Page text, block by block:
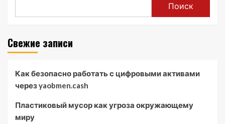
Поиск
Свежие записи
Как безопасно работать с цифровыми активами
через yaobmen.cash
Пластиковый мусор как угроза окружающему
миру